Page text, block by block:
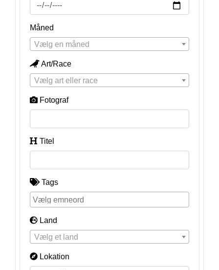
Måned
Vælg en måned
Art/Race
Vælg art eller race
Fotograf
Titel
Tags
Land
Vælg et land
Lokation